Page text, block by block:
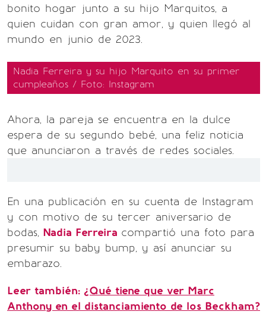
bonito hogar junto a su hijo Marquitos, a
quien cuidan con gran amor, y quien llegó al
mundo en junio de 2023.
Nadia Ferreira y su hijo Marquito en su primer
cumpleaños / Foto: Instagram
Ahora, la pareja se encuentra en la dulce
espera de su segundo bebé, una feliz noticia
que anunciaron a través de redes sociales.
En una publicación en su cuenta de Instagram
y con motivo de su tercer aniversario de
bodas, Nadia Ferreira compartió una foto para
presumir su baby bump, y así anunciar su
embarazo.
Leer también: ¿Qué tiene que ver Marc
Anthony en el distanciamiento de los Beckham?